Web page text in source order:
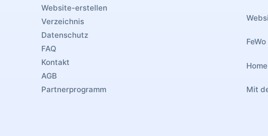
Website-erstellen
Verzeichnis
Datenschutz
FAQ
Kontakt
AGB
Partnerprogramm
Mit